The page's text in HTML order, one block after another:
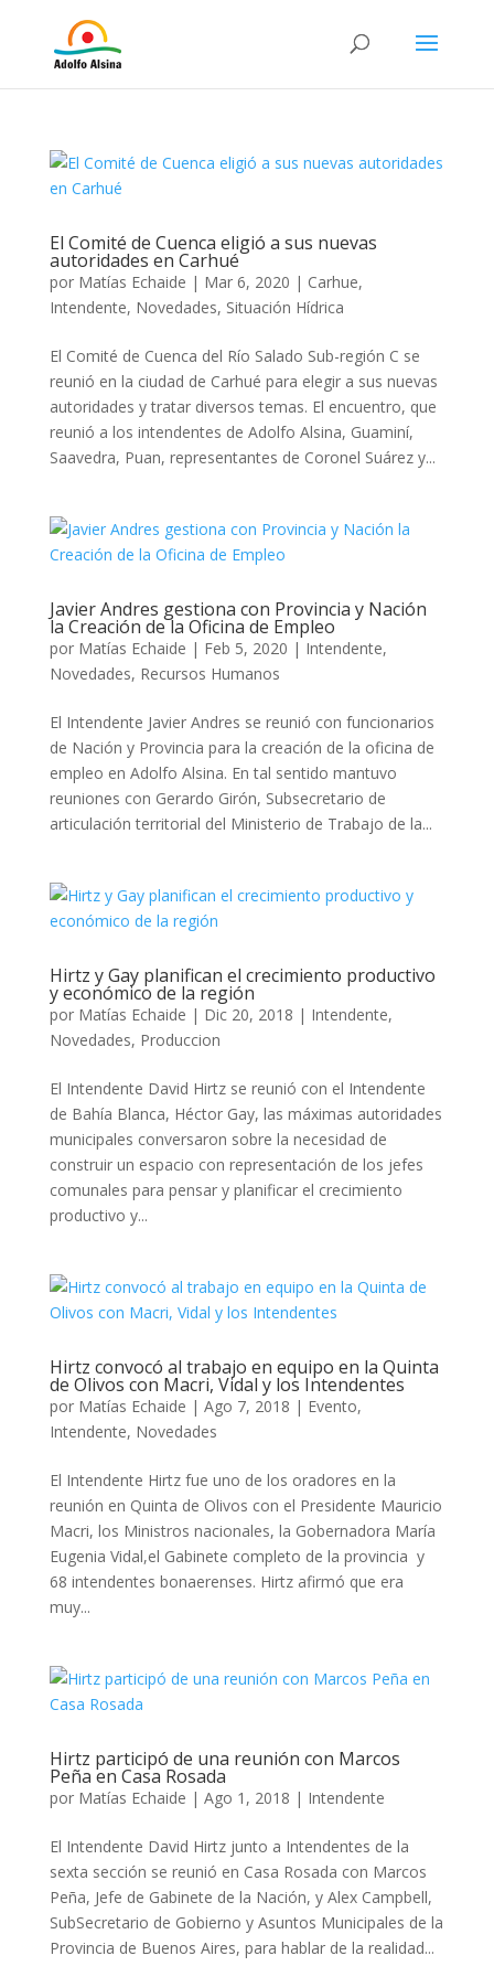
El Comité de Cuenca eligió a sus nuevas
autoridades en Carhué
por Matías Echaide | Mar 6, 2020 | Carhue,
Intendente, Novedades, Situación Hídrica
El Comité de Cuenca del Río Salado Sub-región C se
reunió en la ciudad de Carhué para elegir a sus nuevas
autoridades y tratar diversos temas. El encuentro, que
reunió a los intendentes de Adolfo Alsina, Guaminí,
Saavedra, Puan, representantes de Coronel Suárez y...
Javier Andres gestiona con Provincia y Nación
la Creación de la Oficina de Empleo
por Matías Echaide | Feb 5, 2020 | Intendente,
Novedades, Recursos Humanos
El Intendente Javier Andres se reunió con funcionarios
de Nación y Provincia para la creación de la oficina de
empleo en Adolfo Alsina. En tal sentido mantuvo
reuniones con Gerardo Girón, Subsecretario de
articulación territorial del Ministerio de Trabajo de la...
Hirtz y Gay planifican el crecimiento productivo
y económico de la región
por Matías Echaide | Dic 20, 2018 | Intendente,
Novedades, Produccion
El Intendente David Hirtz se reunió con el Intendente
de Bahía Blanca, Héctor Gay, las máximas autoridades
municipales conversaron sobre la necesidad de
construir un espacio con representación de los jefes
comunales para pensar y planificar el crecimiento
productivo y...
Hirtz convocó al trabajo en equipo en la Quinta
de Olivos con Macri, Vidal y los Intendentes
por Matías Echaide | Ago 7, 2018 | Evento,
Intendente, Novedades
El Intendente Hirtz fue uno de los oradores en la
reunión en Quinta de Olivos con el Presidente Mauricio
Macri, los Ministros nacionales, la Gobernadora María
Eugenia Vidal,el Gabinete completo de la provincia y
68 intendentes bonaerenses. Hirtz afirmó que era
muy...
Hirtz participó de una reunión con Marcos
Peña en Casa Rosada
por Matías Echaide | Ago 1, 2018 | Intendente
El Intendente David Hirtz junto a Intendentes de la
sexta sección se reunió en Casa Rosada con Marcos
Peña, Jefe de Gabinete de la Nación, y Alex Campbell,
SubSecretario de Gobierno y Asuntos Municipales de la
Provincia de Buenos Aires, para hablar de la realidad...